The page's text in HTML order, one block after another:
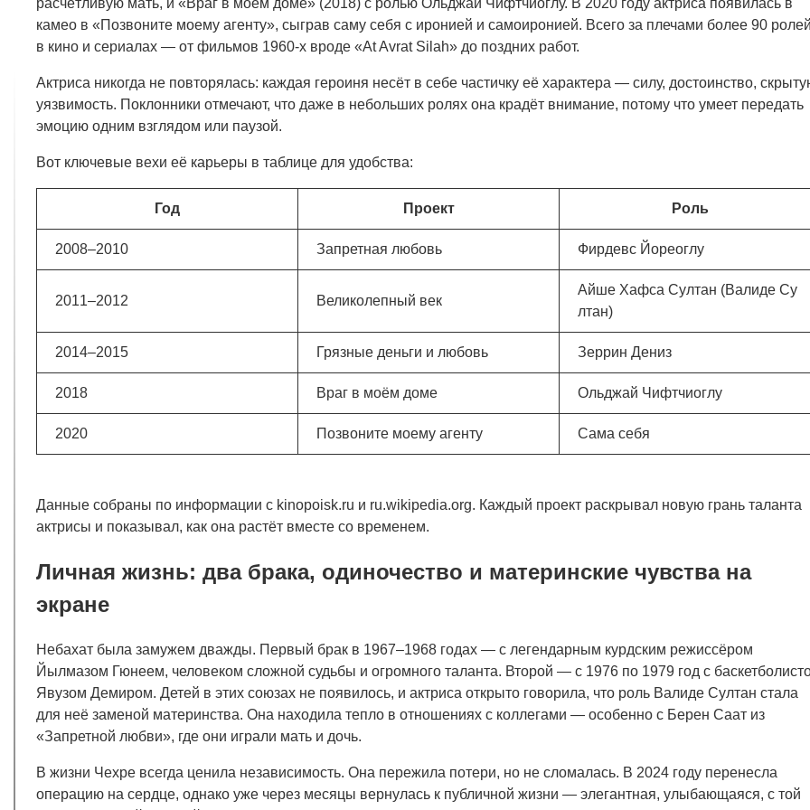
расчётливую мать, и «Враг в моём доме» (2018) с ролью Ольджай Чифтчиоглу. В 2020 году актриса появилась в
камео в «Позвоните моему агенту», сыграв саму себя с иронией и самоиронией. Всего за плечами более 90
в кино и сериалах — от фильмов 1960-х вроде «At Avrat Silah» до поздних работ.
Актриса никогда не повторялась: каждая героиня несёт в себе частичку её характера — силу, достоинство,
уязвимость. Поклонники отмечают, что даже в небольших ролях она крадёт внимание, потому что умеет передать
эмоцию одним взглядом или паузой.
Вот ключевые вехи её карьеры в таблице для удобства:
Год Проект Роль
2008–2010 Запретная любовь Фирдевс Йореоглу
2011–2012 Великолепный век
Айше Хафса Султан (Валиде Су
лтан)
2014–2015 Грязные деньги и любовь Зеррин Дениз
2018 Враг в моём доме Ольджай Чифтчиоглу
2020 Позвоните моему агенту Сама себя
Данные собраны по информации с kinopoisk.ru и ru.wikipedia.org. Каждый проект раскрывал новую грань таланта
актрисы и показывал, как она растёт вместе со временем.
Личная жизнь: два брака, одиночество и материнские чувства на
экране
Небахат была замужем дважды. Первый брак в 1967–1968 годах — с легендарным курдским режиссёром
Йылмазом Гюнеем, человеком сложной судьбы и огромного таланта. Второй — с 1976 по 1979 год с
Явузом Демиром. Детей в этих союзах не появилось, и актриса открыто говорила, что роль Валиде Султан стала
для неё заменой материнства. Она находила тепло в отношениях с коллегами — особенно с Берен Саат из
«Запретной любви», где они играли мать и дочь.
В жизни Чехре всегда ценила независимость. Она пережила потери, но не сломалась. В 2024 году перенесла
операцию на сердце, однако уже через месяцы вернулась к публичной жизни — элегантная, улыбающаяся, с той